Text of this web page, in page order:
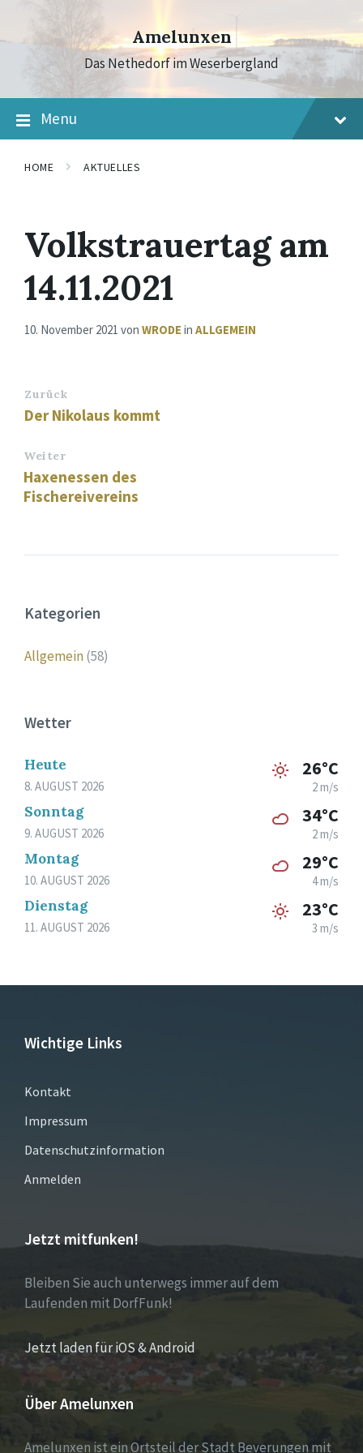
content
main
footer
Amelunxen
Das Nethedorf im Weserbergland
Menu
HOME AKTUELLES
Volkstrauertag am
14.11.2021
10. November 2021 von WRODE in ALLGEMEIN
Zurück
Der Nikolaus kommt
Weiter
Haxenessen des
Fischereivereins
Kategorien
Allgemein(58)
Wetter
Heute
8. AUGUST 2026
26°C
2 m/s
Sonntag
9. AUGUST 2026
34°C
2 m/s
Montag
10. AUGUST 2026
29°C
4 m/s
Dienstag
11. AUGUST 2026
23°C
3 m/s
Wichtige Links
Kontakt
Impressum
Datenschutzinformation
Anmelden
Jetzt mitfunken!
Bleiben Sie auch unterwegs immer auf dem
Laufenden mit DorfFunk!
Jetzt laden für iOS & Android
Über Amelunxen
Amelunxen ist ein Ortsteil der Stadt Beverungen mit